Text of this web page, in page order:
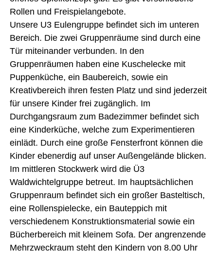
Rollen und Freispielangebote.
Unsere U3 Eulengruppe befindet sich im unteren
Bereich. Die zwei Gruppenräume sind durch eine
Tür miteinander verbunden. In den
Gruppenräumen haben eine Kuschelecke mit
Puppenküche, ein Baubereich, sowie ein
Kreativbereich ihren festen Platz und sind jederzeit
für unsere Kinder frei zugänglich. Im
Durchgangsraum zum Badezimmer befindet sich
eine Kinderküche, welche zum Experimentieren
einlädt. Durch eine große Fensterfront können die
Kinder ebenerdig auf unser Außengelände blicken.
Im mittleren Stockwerk wird die Ü3
Waldwichtelgruppe betreut. Im hauptsächlichen
Gruppenraum befindet sich ein großer Basteltisch,
eine Rollenspielecke, ein Bauteppich mit
verschiedenem Konstruktionsmaterial sowie ein
Bücherbereich mit kleinem Sofa. Der angrenzende
Mehrzweckraum steht den Kindern von 8.00 Uhr